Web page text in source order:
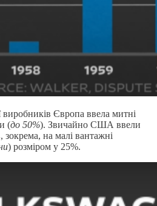
Європа ввела митні
(до 50%). Звичайно США ввели
зокрема, на малі вантажні
) розміром у 25%.